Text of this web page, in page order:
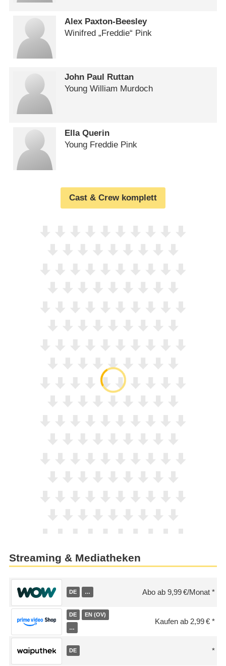
Alex Paxton-Beesley
Winifred „Freddie“ Pink
John Paul Ruttan
Young William Murdoch
Ella Querin
Young Freddie Pink
Cast & Crew komplett
Streaming & Mediatheken
DE … Abo ab 9,99 €/Monat
DE EN (OV)
…
Kaufen ab 2,99 €
DE